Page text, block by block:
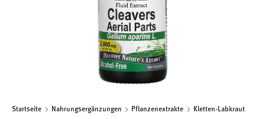
Startseite Nahrungsergänzungen Pflanzenextrakte Kletten-Labkraut